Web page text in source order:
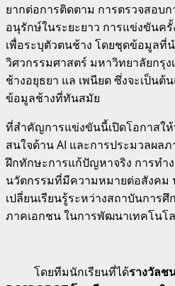
ยากต่อการติดตาม การตรวจสอบ
อนุรักษ์ในระยะยาว การแข่งขันค
เพื่อระบุตัวตนช้าง โดยชุดข้อมูล
วิศวกรรมศาสตร์ มหาวิทยาลัยกรุ
ช้างอยุธยา แล เพนียด ซึ่งจะเป็น
ข้อมูลช้างที่ทันสมัย
ที่สำคัญการแข่งขันนี้เปิดโอกาสใ
สนใจด้าน AI และการประมวลผล
ฝึกทักษะการแก้ปัญหาจริง การทำ
นวัตกรรมที่มีความหมายต่อสังคม
เปลี่ยนเรียนรู้ระหว่างสถาบันการ
ภาคเอกชน ในการพัฒนาเทคโนโ
โดยทีมนักเรียนที่ได้รางวัลช